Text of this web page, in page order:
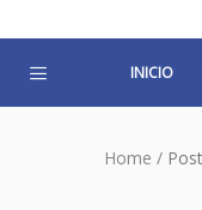
INICIO
Home /